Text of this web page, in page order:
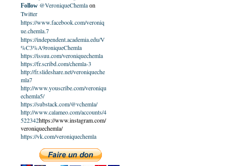
Follow @VeroniqueChemlaon
Twitter
https://www.facebook.com/veroniq
ue.chemla.7
https://independent.academia.edu/V
%C3%A9roniqueChemla
https://issuu.com/veroniquechemla
https://fr.scribd.com/chemla-3
http://fr.slideshare.net/veroniqueche
mla7
http://www.youscribe.com/veroniqu
echemla5/
https://substack.com/@vchemla/
http://www.calameo.com/accounts/4
522342https://www.instagram.com/
veroniquechemla/
https://vk.com/veroniquechemla